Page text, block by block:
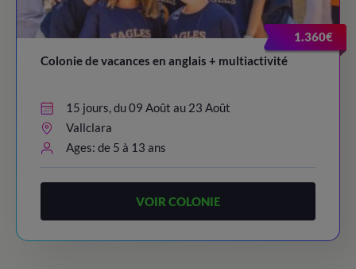
1.360€
Colonie de vacances en anglais + multiactivité
15 jours, du 09 Août au 23 Août
Vallclara
Ages: de 5 à 13 ans
VOIR COLONIE